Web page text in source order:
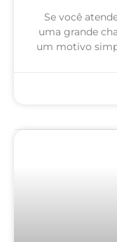
Se você
uma grande
um motivo